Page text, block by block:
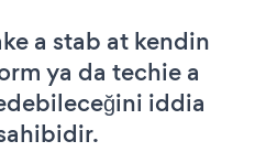
a stab at kendin
ya da techie a
iddia